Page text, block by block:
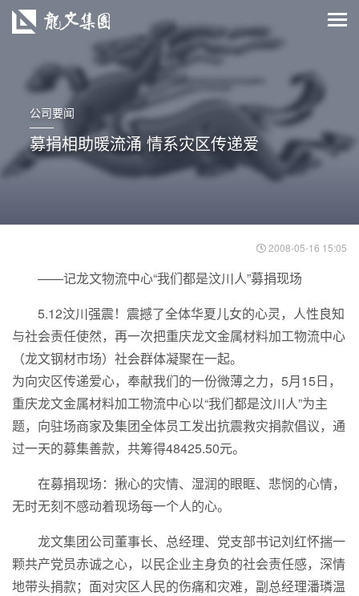
公司要闻
募捐相助暖流涌 情系灾区传递爱
2008-05-16 15:05
——记龙文物流中心“我们都是汶川人”募捐现场
5.12汶川强震！震撼了全体华夏儿女的心灵，人性良知
与社会责任使然，再一次把重庆龙文金属材料加工物流中心
（龙文钢材市场）社会群体凝聚在一起。
为向灾区传递爱心，奉献我们的一份微薄之力，5月15日，
重庆龙文金属材料加工物流中心以“我们都是汶川人”为主
题，向驻场商家及集团全体员工发出抗震救灾捐款倡议，通
过一天的募集善款，共筹得48425.50元。
在募捐现场：揪心的灾情、湿润的眼眶、悲悯的心情，
无时无刻不感动着现场每一个人的心。
龙文集团公司董事长、总经理、党支部书记刘红怀揣一
颗共产党员赤诚之心，以民企业主身负的社会责任感，深情
地带头捐款；面对灾区人民的伤痛和灾难，副总经理潘璘温